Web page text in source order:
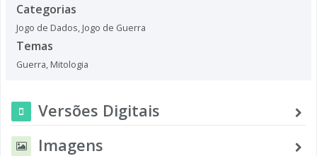
Categorias
Jogo de Dados, Jogo de Guerra
Temas
Guerra, Mitologia
Versões Digitais
Imagens